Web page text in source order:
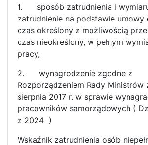
1. sposób zatrudnienia i
zatrudnienie na podstawie umowy
czas określony z możliwością
czas nieokreślony, w pełnym
pracy,
2. wynagrodzenie zgodne z
Rozporządzeniem Rady Ministrów
sierpnia 2017 r. w sprawie
pracowników samorządowych (
z 2024 )
Wskaźnik zatrudnienia osób